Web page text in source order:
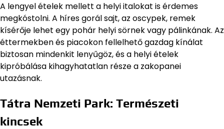
A lengyel ételek mellett a helyi italokat is érdemes
megkóstolni. A híres gorál sajt, az oscypek, remek
kísérője lehet egy pohár helyi sörnek vagy pálinkának. Az
éttermekben és piacokon fellelhető gazdag kínálat
biztosan mindenkit lenyűgöz, és a helyi ételek
kipróbálása kihagyhatatlan része a zakopanei
utazásnak.
Tátra Nemzeti Park: Természeti
kincsek